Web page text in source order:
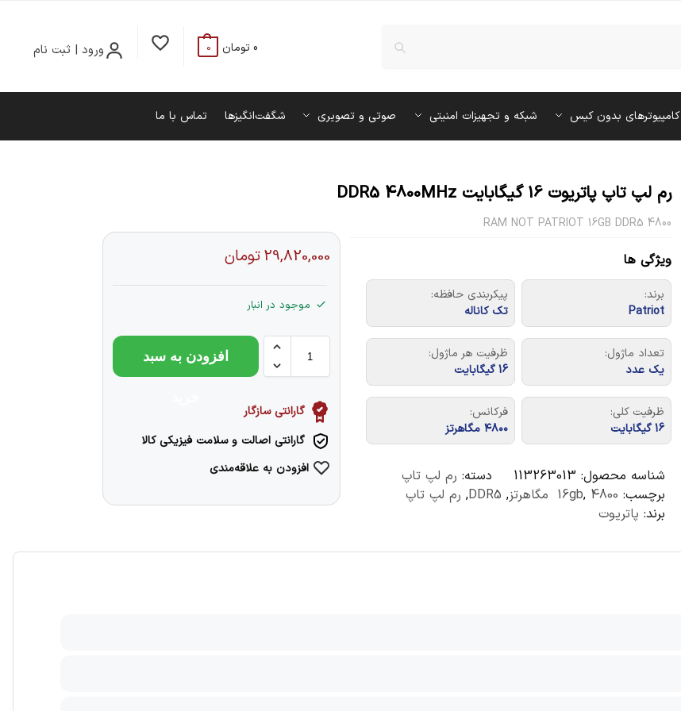
ورود | ثبت نام 0 تومان 0
کامپیوترهای بدون کیس شبکه و تجهیزات امنیتی صوتی و تصویری شگفت‌انگیزها تماس با ما
رم لپ تاپ پاتریوت 16 گیگابایت DDR5 4800MHz
RAM NOT PATRIOT 16GB DDR5 4800
ویژگی ها
برند:
‎Patriot
پیکربندی حافظه:
تک کاناله
تعداد ماژول:
یک عدد
ظرفیت هر ماژول:
16 گیگابایت
ظرفیت کلی:
16 گیگابایت
فرکانس:
۴۸۰۰ مگاهرتز
شناسه محصول: 113263013 دسته: رم لپ تاپ
برچسب:
16gb, 4800 مگاهرتز ,
DDR5
, رم لپ تاپ
برند: پاتریوت
29,820,000تومان
موجود در انبار
افزودن به سبد
گارانتی سازگار
گارانتی اصالت و سلامت فیزیکی کالا
افزودن به علاقه‌مندی